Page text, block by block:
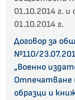
01.10.2014 г. и
01.10.2014 г.
Договор за
№110/
„Военно
Отпечатване
образци и